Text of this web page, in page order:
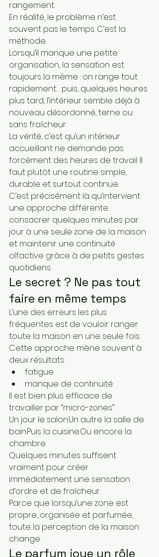
rangement.
En réalité, le problème n’est
souvent pas le temps. C’est la
méthode.
Lorsqu’il manque une petite
organisation, la sensation est
toujours la même : on range tout
rapidement… puis, quelques heures
plus tard, l’intérieur semble déjà à
nouveau désordonné, terne ou
sans fraîcheur.
La vérité, c’est qu’un intérieur
accueillant ne demande pas
forcément des heures de travail. Il
faut plutôt une routine simple,
durable et surtout continue.
C’est précisément là qu’intervient
une approche différente :
consacrer quelques minutes par
jour à une seule zone de la maison
et maintenir une continuité
olfactive grâce à de petits gestes
quotidiens.
Le secret ? Ne pas tout
faire en même temps
L’une des erreurs les plus
fréquentes est de vouloir ranger
toute la maison en une seule fois.
Cette approche mène souvent à
deux résultats :
fatigue
manque de continuité
Il est bien plus efficace de
travailler par “micro-zones”.
Un jour le salon.Un autre la salle de
bain.Puis la cuisine.Ou encore la
chambre.
Quelques minutes suffisent
vraiment pour créer
immédiatement une sensation
d’ordre et de fraîcheur.
Parce que lorsqu’une zone est
propre, organisée et parfumée,
toute la perception de la maison
change.
Le parfum joue un rôle